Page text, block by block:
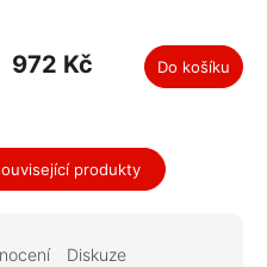
972 Kč Do košíku
produkty
Diskuze